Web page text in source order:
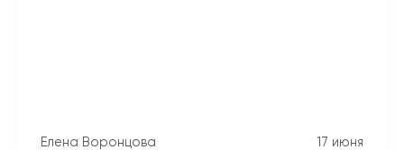
Елена Воронцова 17 июня